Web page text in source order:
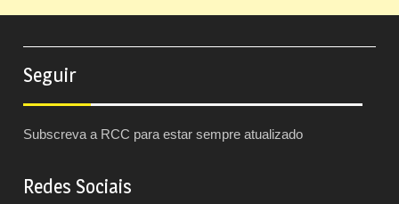
Seguir
Subscreva a RCC para estar sempre atualizado
Redes Sociais